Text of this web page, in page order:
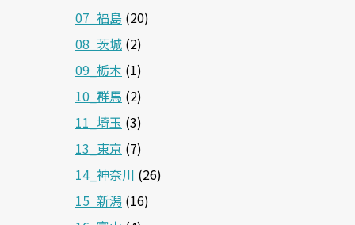
07_福島 (20)
08_茨城 (2)
09_栃木 (1)
10_群馬 (2)
11_埼玉 (3)
13_東京 (7)
14_神奈川 (26)
15_新潟 (16)